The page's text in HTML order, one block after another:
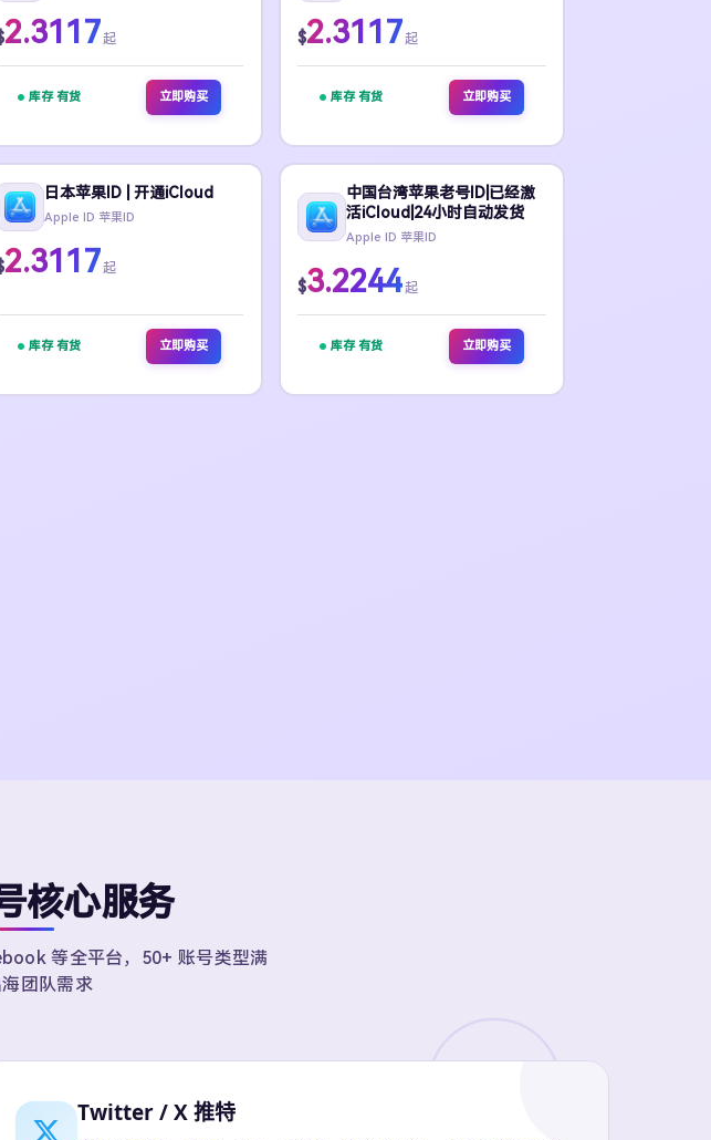
2.3117起
库存 有货 立即购买
$2.3117起
库存 有货 立即购买
日本苹果ID | 开通iCloud
Apple ID 苹果ID
2.3117起
库存 有货 立即购买
中国台湾苹果老号ID|已经激
活iCloud|24小时自动发货
Apple ID 苹果ID
$3.2244起
库存 有货 立即购买
核心服务
等全平台，50+ 账号类型满
海团队需求
Twitter / X 推特